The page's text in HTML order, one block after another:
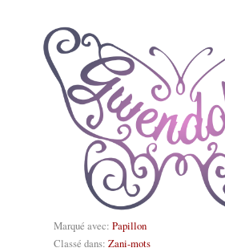
Marqué avec: Papillon
Classé dans: Zani-mots